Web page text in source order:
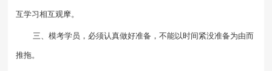
互学习相互观摩。
三、模考学员，必须认真做好准备，不能以时间紧没准备为由而
推拖。